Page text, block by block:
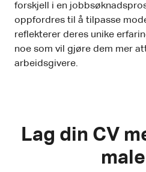
forskjell i en
oppfordres til å tilpasse
reflekterer deres unike
noe som vil gjøre dem mer
arbeidsgivere.
Lag din CV